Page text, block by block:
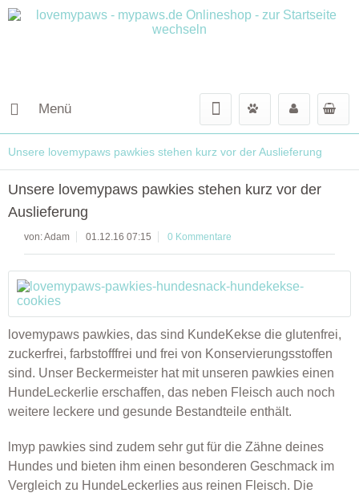
Menü
Unsere lovemypaws pawkies stehen kurz vor der Auslieferung
Unsere lovemypaws pawkies stehen kurz vor der
Auslieferung
von:Adam 01.12.16 07:15 0 Kommentare
lovemypaws pawkies, das sind KundeKekse die glutenfrei,
zuckerfrei, farbstofffrei und frei von Konservierungsstoffen
sind. Unser Beckermeister hat mit unseren pawkies einen
HundeLeckerlie erschaffen, das neben Fleisch auch noch
weitere leckere und gesunde Bestandteile enthält.
lmyp pawkies sind zudem sehr gut für die Zähne deines
Hundes und bieten ihm einen besonderen Geschmack im
Vergleich zu HundeLeckerlies aus reinen Fleisch. Die